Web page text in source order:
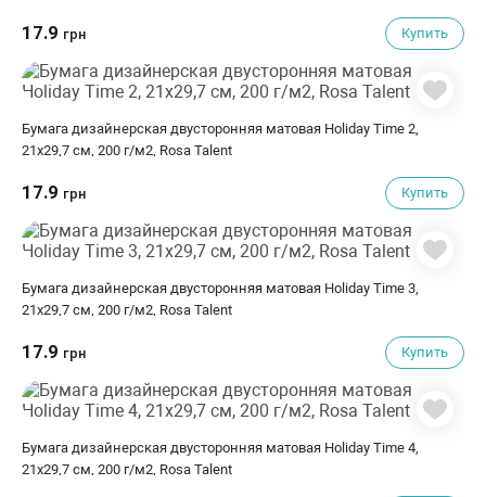
17.9 грн Купить
Бумага дизайнерская двусторонняя матовая Holiday Time 2,
21х29,7 см, 200 г/м2, Rosa Talent
17.9 грн Купить
Бумага дизайнерская двусторонняя матовая Holiday Time 3,
21х29,7 см, 200 г/м2, Rosa Talent
17.9 грн Купить
Бумага дизайнерская двусторонняя матовая Holiday Time 4,
21х29,7 см, 200 г/м2, Rosa Talent